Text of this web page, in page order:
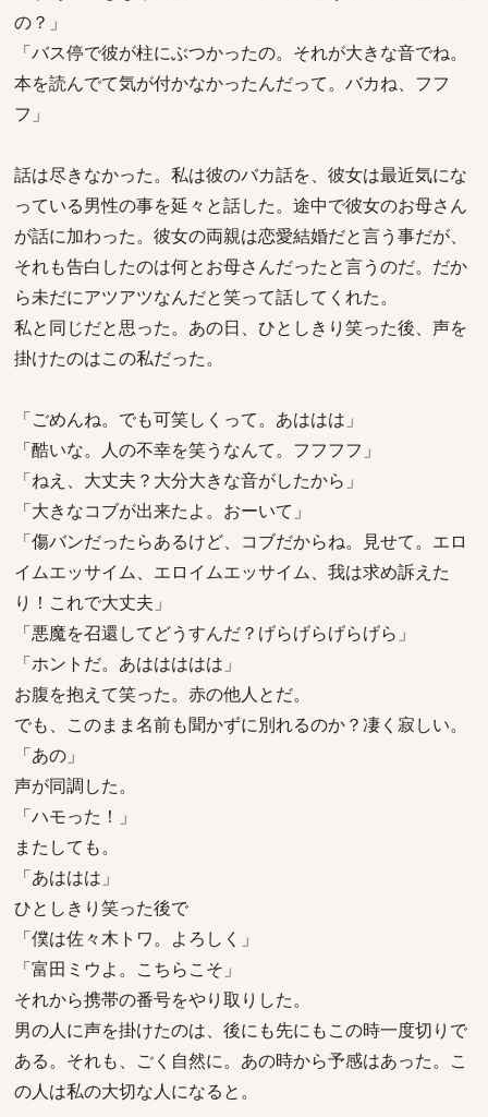
の？」
「バス停で彼が柱にぶつかったの。それが大きな音でね。
本を読んでて気が付かなかったんだって。バカね、フフ
フ」
話は尽きなかった。私は彼のバカ話を、彼女は最近気にな
っている男性の事を延々と話した。途中で彼女のお母さん
が話に加わった。彼女の両親は恋愛結婚だと言う事だが、
それも告白したのは何とお母さんだったと言うのだ。だか
ら未だにアツアツなんだと笑って話してくれた。
私と同じだと思った。あの日、ひとしきり笑った後、声を
掛けたのはこの私だった。
「ごめんね。でも可笑しくって。あははは」
「酷いな。人の不幸を笑うなんて。フフフフ」
「ねえ、大丈夫？大分大きな音がしたから」
「大きなコブが出来たよ。おーいて」
「傷バンだったらあるけど、コブだからね。見せて。エロ
イムエッサイム、エロイムエッサイム、我は求め訴えた
り！これで大丈夫」
「悪魔を召還してどうすんだ？げらげらげらげら」
「ホントだ。あははははは」
お腹を抱えて笑った。赤の他人とだ。
でも、このまま名前も聞かずに別れるのか？凄く寂しい。
「あの」
声が同調した。
「ハモった！」
またしても。
「あははは」
ひとしきり笑った後で
「僕は佐々木トワ。よろしく」
「富田ミウよ。こちらこそ」
それから携帯の番号をやり取りした。
男の人に声を掛けたのは、後にも先にもこの時一度切りで
ある。それも、ごく自然に。あの時から予感はあった。こ
の人は私の大切な人になると。